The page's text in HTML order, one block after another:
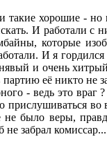
хорошие - но
И работали с
которые
И я
и очень
её никто не
- ведь это
прислушиваться
было веры,
не забрал